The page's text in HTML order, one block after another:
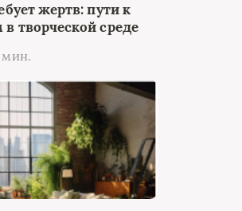
жертв: пути к
творческой среде
мин.